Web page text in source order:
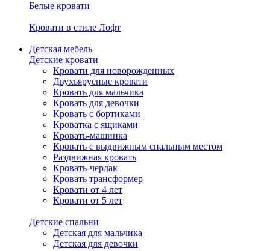
Белые кровати
Кровати в стиле Лофт
Детская мебель
Детские кровати
Кровати для новорожденных
Двухъярусные кровати
Кровать для мальчика
Кровать для девочки
Кровать с бортиками
Кроватка с ящиками
Кровать-машинка
Кровать с выдвижным спальным местом
Раздвижная кровать
Кровать-чердак
Кровать трансформер
Кровати от 4 лет
Кровати от 5 лет
Детские спальни
Детская для мальчика
Детская для девочки